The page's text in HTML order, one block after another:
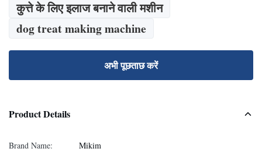
कुत्ते के लिए इलाज बनाने वाली मशीन
dog treat making machine
अभी पूछताछ करें
Product Details
Brand Name:
Mikim